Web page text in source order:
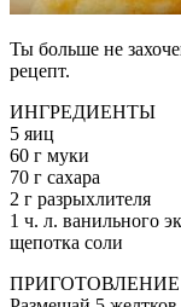
Ты больше не
рецепт.
ИНГРЕДИЕНТЫ
5 яиц
60 г муки
70 г сахара
2 г разрыхлителя
1 ч. л. ванильного
щепотка соли
ПРИГОТОВЛЕНИЕ